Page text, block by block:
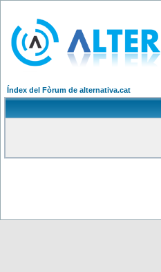
Índex del Fòrum de alternativa.cat